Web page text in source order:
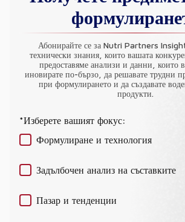
Абонирайте се за Nutri Partners
технически знания, които вашата
предоставяме анализи и данни, които
иновирате по-бързо, да решавате трудни
при формулирането и да създавате
продукти.
*Изберете вашият фокус:
Формулиране и технология
Задълбочен анализ на съставките
Пазар и тенденции